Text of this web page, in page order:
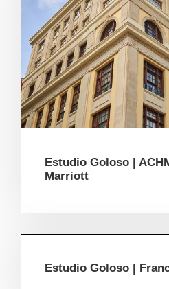
Estudio Goloso |
Marriott
Estudio Goloso |